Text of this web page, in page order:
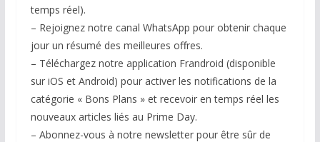
temps réel).
– Rejoignez notre canal WhatsApp pour obtenir chaque
jour un résumé des meilleures offres.
– Téléchargez notre application Frandroid (disponible
sur iOS et Android) pour activer les notifications de la
catégorie « Bons Plans » et recevoir en temps réel les
nouveaux articles liés au Prime Day.
– Abonnez-vous à notre newsletter pour être sûr de